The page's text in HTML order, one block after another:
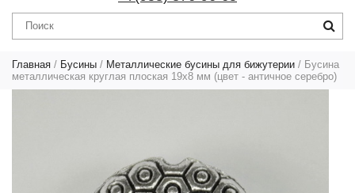
Главная / Бусины / Металлические бусины для бижутерии / Бусина
металлическая круглая плоская 19х8 мм (цвет - античное серебро)